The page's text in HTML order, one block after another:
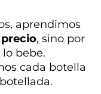
aprendimos
, sino por
bebe.
cada botella